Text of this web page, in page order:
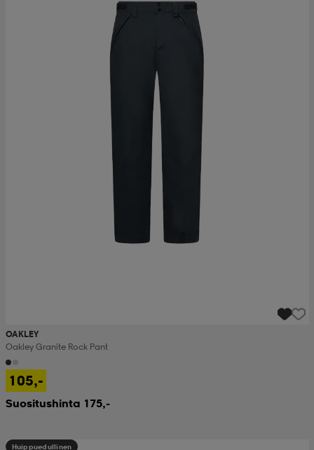
OAKLEY
Oakley Granite Rock Pant
105,-
Suositushinta 175,-
Huippuedullinen